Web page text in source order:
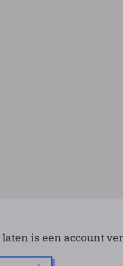
is een account